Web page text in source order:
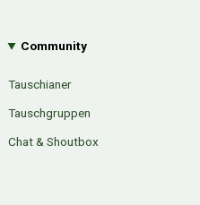
Community
Tauschianer
Tauschgruppen
Chat & Shoutbox